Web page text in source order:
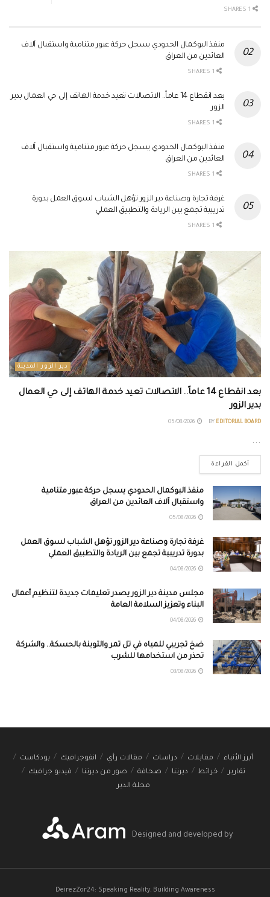
منفذ البوكمال الحدودي يسجل حركة عبور متنامية واستقبال آلاف
العائدين من العراق
بعد انقطاع 14 عاماً.. الاتصالات تعيد خدمة الهاتف إلى حي العمال بدير
الزور
منفذ البوكمال الحدودي يسجل حركة عبور متنامية واستقبال آلاف
العائدين من العراق
غرفة تجارة وصناعة دير الزور تؤهل الشباب لسوق العمل بدورة
تدريبية تجمع بين الريادة والتطبيق العملي
دير الزور المدينة
بعد انقطاع 14 عاماً.. الاتصالات تعيد خدمة الهاتف إلى حي العمال
بدير الزور
BY EDITORIAL BOARD
...
أكمل القراءة
منفذ البوكمال الحدودي يسجل حركة عبور متنامية
واستقبال آلاف العائدين من العراق
غرفة تجارة وصناعة دير الزور تؤهل الشباب لسوق العمل
بدورة تدريبية تجمع بين الريادة والتطبيق العملي
مجلس مدينة دير الزور يصدر تعليمات جديدة لتنظيم أعمال
البناء وتعزيز السلامة العامة
ضخ تجريبي للمياه في تل تمر والتوينة بالحسكة.. والشركة
تحذر من استخدامها للشرب
أبرز الأنباء مقابلات دراسات مقالات رأي انفوجرافيك
بودكاست
تقارير
خرائط ديرتنا صحافة صور من ديرتنا
فيديو جرافيك
مجلة الدير
Designed and developed by
DeirezZor24: Speaking Reality, Building Awareness